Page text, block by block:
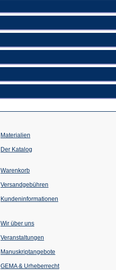
Materialien
Der Katalog
Warenkorb
Versandgebühren
Kundeninformationen
Wir über uns
Veranstaltungen
einem
Tab)
Manuskriptangebote
GEMA & Urheberrecht